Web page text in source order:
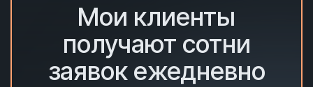
Мои клиенты
получают сотни
заявок ежедневно